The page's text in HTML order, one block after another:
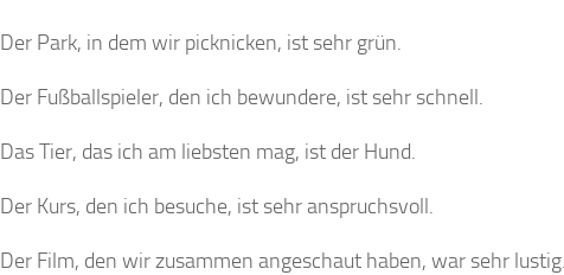
Der Park, in dem wir picknicken, ist sehr grün.
Der Fußballspieler, den ich bewundere, ist sehr schnell.
Das Tier, das ich am liebsten mag, ist der Hund.
Der Kurs, den ich besuche, ist sehr anspruchsvoll.
Der Film, den wir zusammen angeschaut haben, war sehr